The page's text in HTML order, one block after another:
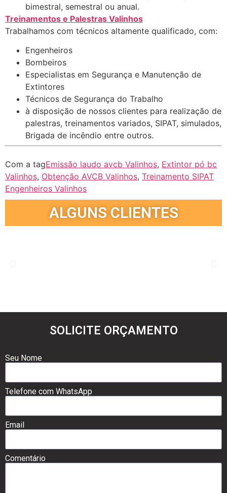
bimestral, semestral ou anual.
Treinamentos e Palestras Valinhos
Trabalhamos com técnicos altamente qualificado, com:
Engenheiros
Bombeiros
Especialistas em Segurança e Manutenção de
Extintores
Técnicos de Segurança do Trabalho
à disposição de nossos clientes para realização de
palestras, treinamentos variados, SIPAT, simulados,
Brigada de incêndio entre outros.
Com a tagEmissão laudo avcb Valinhos, Extintor pó bc
Valinhos, Obtenção AVCB Valinhos, Treinamento SIPAT
Engenheiros Valinhos
ALGUNS CLIENTES
SOLICITE ORÇAMENTO
Seu Nome
Telefone com WhatsApp
Email
Comentário